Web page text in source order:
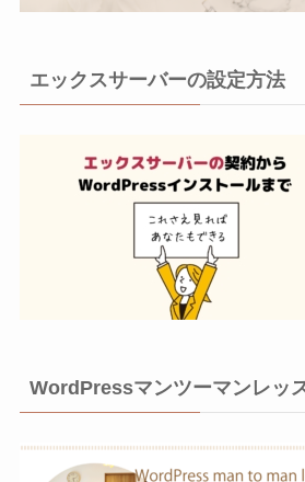
エックスサーバーの設定方法
WordPressマンツーマンレッ